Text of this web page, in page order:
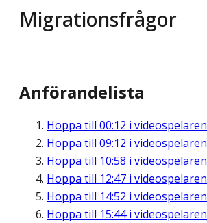
Migrationsfrågor
Anförandelista
Hoppa till 00:12 i videospelaren
Hoppa till 09:12 i videospelaren
Hoppa till 10:58 i videospelaren
Hoppa till 12:47 i videospelaren
Hoppa till 14:52 i videospelaren
Hoppa till 15:44i videospelaren